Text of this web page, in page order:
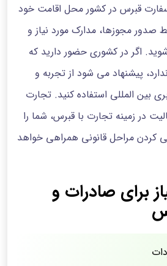
قبرس در کشور محل اقامت خود
صدور مجوزها، مدارک مورد نیاز و
اگر در کشوری حضور دارید که
پیشنهاد می شود از تجربه و
بین المللی استفاده کنید. تجارت
در زمینه تجارت با قبرس، شما را
کردن مراحل قانونی همراهی خواهد
برای صادرات و